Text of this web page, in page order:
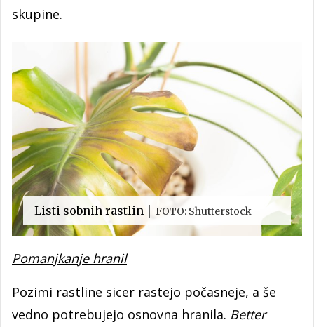
skupine.
Listi sobnih rastlin FOTO: Shutterstock
Pomanjkanje hranil
Pozimi rastline sicer rastejo počasneje, a še
vedno potrebujejo osnovna hranila. Better